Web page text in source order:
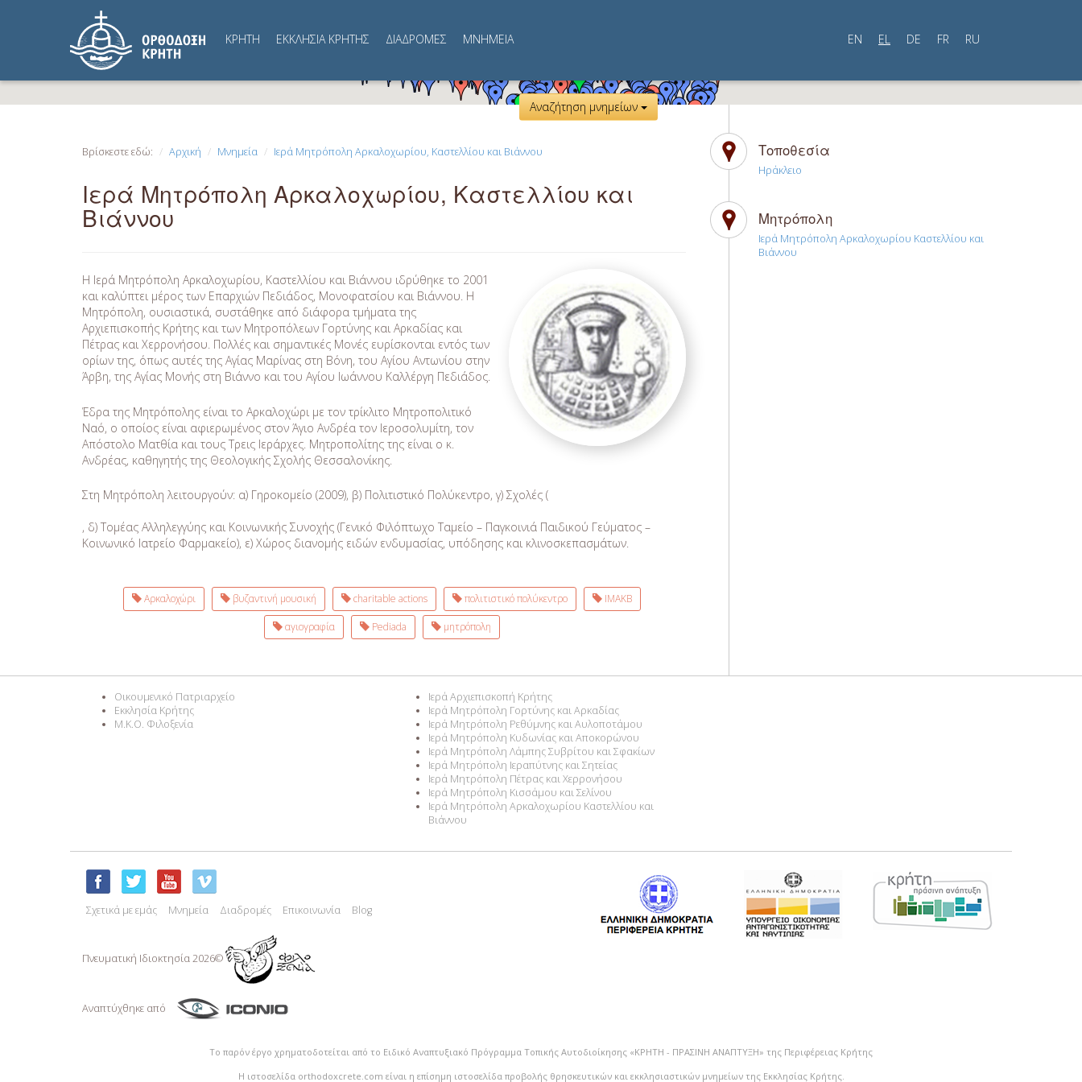
ΚΡΗΤΗ ΕΚΚΛΗΣΙΑ ΚΡΗΤΗΣ ΔΙΑΔΡΟΜΕΣ MNHMEIA EN EL DE FR RU
Αναζήτηση μνημείων
Βρίσκεστε εδώ: Αρχική Μνημεία Ιερά Μητρόπολη Αρκαλοχωρίου, Καστελλίου και Βιάννου
Ιερά Μητρόπολη Αρκαλοχωρίου, Καστελλίου και
Βιάννου
Η Ιερά Μητρόπολη Αρκαλοχωρίου, Καστελλίου και Βιάννου ιδρύθηκε το 2001
και καλύπτει μέρος των Επαρχιών Πεδιάδος, Μονοφατσίου και Βιάννου. Η
Μητρόπολη, ουσιαστικά, συστάθηκε από διάφορα τμήματα της
Αρχιεπισκοπής Κρήτης και των Μητροπόλεων Γορτύνης και Αρκαδίας και
Πέτρας και Χερρονήσου. Πολλές και σημαντικές Μονές ευρίσκονται εντός των
ορίων της, όπως αυτές της Αγίας Μαρίνας στη Βόνη, του Αγίου Αντωνίου στην
Άρβη, της Αγίας Μονής στη Βιάννο και του Αγίου Ιωάννου Καλλέργη Πεδιάδος.
Έδρα της Μητρόπολης είναι το Αρκαλοχώρι με τον τρίκλιτο Μητροπολιτικό
Ναό, ο οποίος είναι αφιερωμένος στον Άγιο Ανδρέα τον Ιεροσολυμίτη, τον
Απόστολο Ματθία και τους Τρεις Ιεράρχες. Μητροπολίτης της είναι ο κ.
Ανδρέας, καθηγητής της Θεολογικής Σχολής Θεσσαλονίκης.
Στη Μητρόπολη λειτουργούν: α) Γηροκομείο (2009), β) Πολιτιστικό Πολύκεντρο, γ) Σχολές (
, δ) Τομέας Αλληλεγγύης και Κοινωνικής Συνοχής (Γενικό Φιλόπτωχο Ταμείο – Παγκοινιά Παιδικού Γεύματος –
Κοινωνικό Ιατρείο Φαρμακείο), ε) Χώρος διανομής ειδών ενδυμασίας, υπόδησης και κλινοσκεπασμάτων.
Αρκαλοχώρι βυζαντινή μουσική charitable actions πολιτιστικό πολύκεντρο ΙΜΑΚΒ
αγιογραφία Pediada μητρόπολη
Τοποθεσία
Ηράκλειο
Μητρόπολη
Ιερά Μητρόπολη Αρκαλοχωρίου Καστελλίου και
Βιάννου
Οικουμενικό Πατριαρχείο
Εκκλησία Κρήτης
M.K.O. Φιλοξενία
Ιερά Αρχιεπισκοπή Κρήτης
Ιερά Μητρόπολη Γορτύνης και Αρκαδίας
Ιερά Μητρόπολη Ρεθύμνης και Αυλοποτάμου
Ιερά Μητρόπολη Κυδωνίας και Αποκορώνου
Ιερά Μητρόπολη Λάμπης Συβρίτου και Σφακίων
Ιερά Μητρόπολη Ιεραπύτνης και Σητείας
Ιερά Μητρόπολη Πέτρας και Χερρονήσου
Ιερά Μητρόπολη Κισσάμου και Σελίνου
Ιερά Μητρόπολη Αρκαλοχωρίου Καστελλίου και
Βιάννου
Σχετικά με εμάς Μνημεία Διαδρομές Επικοινωνία Blog
Πνευματική Ιδιoκτησία 2026©
Αναπτύχθηκε από
Το παρόν έργο χρηματοδοτείται από το Ειδικό Αναπτυξιακό Πρόγραμμα Τοπικής Αυτοδιοίκησης «ΚΡΗΤΗ - ΠΡΑΣΙΝΗ ΑΝΑΠΤΥΞΗ» της Περιφέρειας Κρήτης
Η ιστοσελίδα orthodoxcrete.com είναι η επίσημη ιστοσελίδα προβολής θρησκευτικών και εκκλησιαστικών μνημείων της Εκκλησίας Κρήτης.